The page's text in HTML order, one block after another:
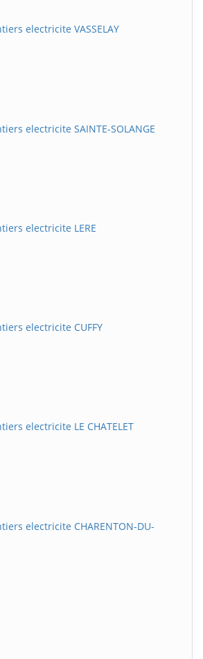
electricite VASSELAY
electricite SAINTE-SOLANGE
electricite LERE
electricite CUFFY
electricite LE CHATELET
electricite CHARENTON-DU-